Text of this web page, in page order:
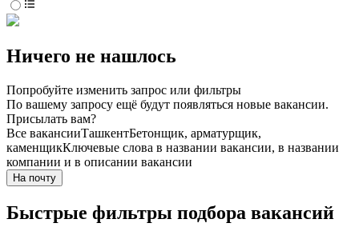
Ничего не нашлось
Попробуйте изменить запрос или фильтры
По вашему запросу ещё будут появляться новые вакансии.
Присылать вам?
Все вакансииТашкентБетонщик, арматурщик,
каменщикКлючевые слова в названии вакансии, в названии
компании и в описании вакансии
На почту
Быстрые фильтры подбора вакансий